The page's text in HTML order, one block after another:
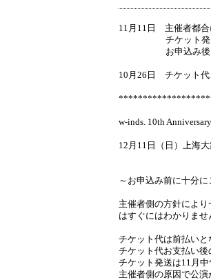
11月11日 主催者都合
チケット発券が
お申込み後は1週
10月26日 チケット代
w-inds. 10th
12月11日（日）上海
～お申込み前に十分
主催者側の方針によ
はすぐにはわかりま
チケット代は前払いと
チケット代お支払い後
チケット発送は11月中
主催者側の原因で公